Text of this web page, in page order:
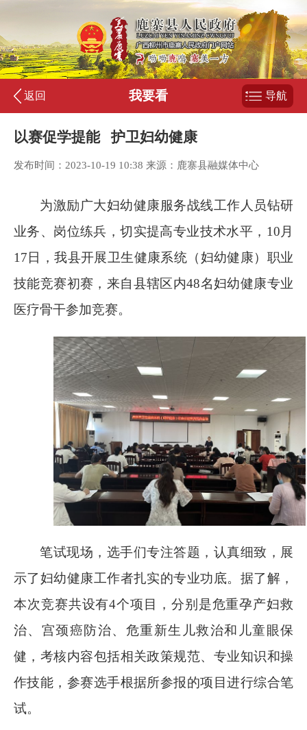
返回 我要看 导航
以赛促学提能 护卫妇幼健康
发布时间：2023-10-19 10:38 来源：鹿寨县融媒体中心
为激励广大妇幼健康服务战线工作人员钻研
业务、岗位练兵，切实提高专业技术水平， 10月
17 日，我县开展卫生健康系统（妇幼健康）职业
技能竞赛初赛，来自县辖区内48名妇幼健康专业
医疗骨干参加竞赛。
笔试现场，选手们专注答题，认真细致，展
示了妇幼健康工作者扎实的专业功底。据了解，
本次竞赛共设有4个项目，分别是危重孕产妇救
治、宫颈癌防治、危重新生儿救治和儿童眼保
健，考核内容包括相关政策规范、专业知识和操
作技能，参赛选手根据所参报的项目进行综合笔
试。